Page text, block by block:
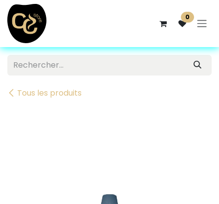
Se rendre au contenu
0
Tous les produits